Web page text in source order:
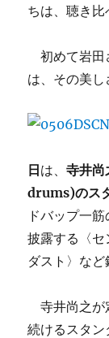
ちは、聴き比
初めて岩田
は、その美し
日は、寺井尚
drums)のス
ドバップ一
披露する〈
ダスト〉など
寺井尚之が
続けるスタ